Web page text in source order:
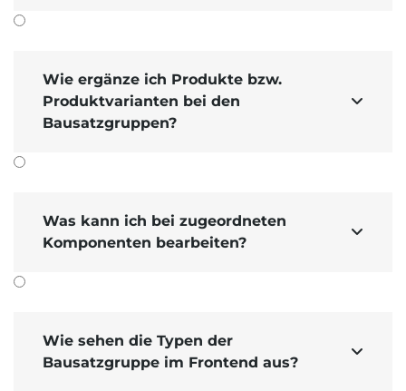
Wie ergänze ich Produkte bzw.
Produktvarianten bei den
Bausatzgruppen?

Was kann ich bei zugeordneten
Komponenten bearbeiten?

Wie sehen die Typen der
Bausatzgruppe im Frontend aus?
